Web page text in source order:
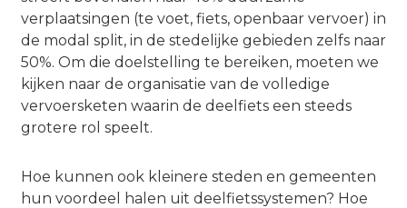
verplaatsingen (te voet, fiets, openbaar vervoer) in
de modal split, in de stedelijke gebieden zelfs naar
50%. Om die doelstelling te bereiken, moeten we
kijken naar de organisatie van de volledige
vervoersketen waarin de deelfiets een steeds
grotere rol speelt.
Hoe kunnen ook kleinere steden en gemeenten
hun voordeel halen uit deelfietssystemen? Hoe